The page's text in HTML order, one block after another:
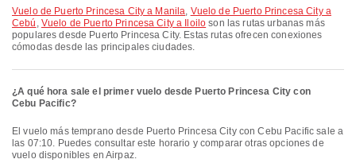
Vuelo de Puerto Princesa City a Manila, Vuelo de Puerto Princesa City a
Cebú , Vuelo de Puerto Princesa City a Iloilo son las rutas urbanas más
populares desde Puerto Princesa City. Estas rutas ofrecen conexiones
cómodas desde las principales ciudades.
¿A qué hora sale el primer vuelo desde Puerto Princesa City con
Cebu Pacific?
El vuelo más temprano desde Puerto Princesa City con Cebu Pacific sale a
las 07:10. Puedes consultar este horario y comparar otras opciones de
vuelo disponibles en Airpaz.